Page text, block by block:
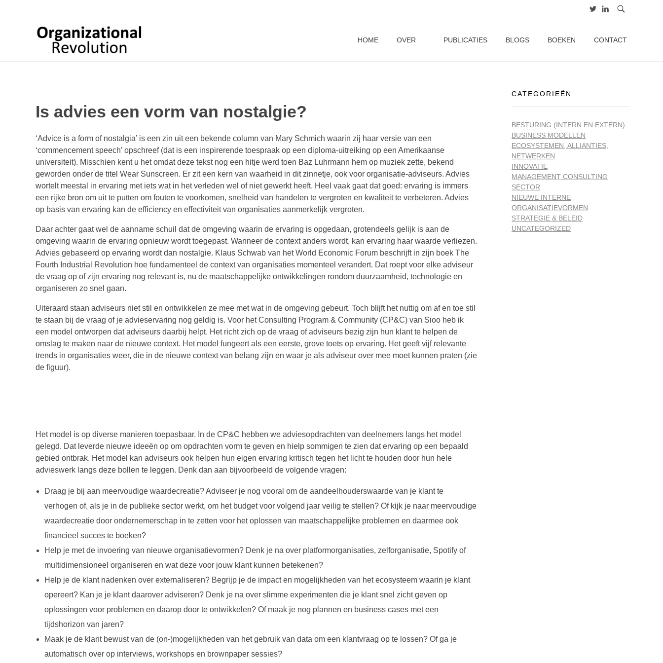
HOME OVER PUBLICATIES BLOGS BOEKEN CONTACT
Is advies een vorm van nostalgie?
‘Advice is a form of nostalgia’ is een zin uit een bekende column van Mary Schmich waarin zij haar versie van een
‘commencement speech’ opschreef (dat is een inspirerende toespraak op een diploma-uitreiking op een Amerikaanse
universiteit). Misschien kent u het omdat deze tekst nog een hitje werd toen Baz Luhrmann hem op muziek zette, bekend
geworden onder de titel Wear Sunscreen. Er zit een kern van waarheid in dit zinnetje, ook voor organisatie-adviseurs. Advies
wortelt meestal in ervaring met iets wat in het verleden wel of niet gewerkt heeft. Heel vaak gaat dat goed: ervaring is immers
een rijke bron om uit te putten om fouten te voorkomen, snelheid van handelen te vergroten en kwaliteit te verbeteren. Advies
op basis van ervaring kan de efficiency en effectiviteit van organisaties aanmerkelijk vergroten.
Daar achter gaat wel de aanname schuil dat de omgeving waarin de ervaring is opgedaan, grotendeels gelijk is aan de
omgeving waarin de ervaring opnieuw wordt toegepast. Wanneer de context anders wordt, kan ervaring haar waarde verliezen.
Advies gebaseerd op ervaring wordt dan nostalgie. Klaus Schwab van het World Economic Forum beschrijft in zijn boek The
Fourth Industrial Revolution hoe fundamenteel de context van organisaties momenteel verandert. Dat roept voor elke adviseur
de vraag op of zijn ervaring nog relevant is, nu de maatschappelijke ontwikkelingen rondom duurzaamheid, technologie en
organiseren zo snel gaan.
Uiteraard staan adviseurs niet stil en ontwikkelen ze mee met wat in de omgeving gebeurt. Toch blijft het nuttig om af en toe stil
te staan bij de vraag of je advieservaring nog geldig is. Voor het Consulting Program & Community (CP&C) van Sioo heb ik
een model ontworpen dat adviseurs daarbij helpt. Het richt zich op de vraag of adviseurs bezig zijn hun klant te helpen de
omslag te maken naar de nieuwe context. Het model fungeert als een eerste, grove toets op ervaring. Het geeft vijf relevante
trends in organisaties weer, die in de nieuwe context van belang zijn en waar je als adviseur over mee moet kunnen praten (zie
de figuur).
Het model is op diverse manieren toepasbaar. In de CP&C hebben we adviesopdrachten van deelnemers langs het model
gelegd. Dat leverde nieuwe ideeën op om opdrachten vorm te geven en hielp sommigen te zien dat ervaring op een bepaald
gebied ontbrak. Het model kan adviseurs ook helpen hun eigen ervaring kritisch tegen het licht te houden door hun hele
advieswerk langs deze bollen te leggen. Denk dan aan bijvoorbeeld de volgende vragen:
Draag je bij aan meervoudige waardecreatie? Adviseer je nog vooral om de aandeelhouderswaarde van je klant te
verhogen of, als je in de publieke sector werkt, om het budget voor volgend jaar veilig te stellen? Of kijk je naar meervoudige
waardecreatie door ondernemerschap in te zetten voor het oplossen van maatschappelijke problemen en daarmee ook
financieel succes te boeken?
Help je met de invoering van nieuwe organisatievormen? Denk je na over platformorganisaties, zelforganisatie, Spotify of
multidimensioneel organiseren en wat deze voor jouw klant kunnen betekenen?
Help je de klant nadenken over externaliseren? Begrijp je de impact en mogelijkheden van het ecosysteem waarin je klant
opereert? Kan je je klant daarover adviseren? Denk je na over slimme experimenten die je klant snel zicht geven op
oplossingen voor problemen en daarop door te ontwikkelen? Of maak je nog plannen en business cases met een
tijdshorizon van jaren?
Maak je de klant bewust van de (on-)mogelijkheden van het gebruik van data om een klantvraag op te lossen? Of ga je
automatisch over op interviews, workshops en brownpaper sessies?
CATEGORIEËN
BESTURING (INTERN EN EXTERN)
BUSINESS MODELLEN
ECOSYSTEMEN, ALLIANTIES,
NETWERKEN
INNOVATIE
MANAGEMENT CONSULTING
SECTOR
NIEUWE INTERNE
ORGANISATIEVORMEN
STRATEGIE & BELEID
UNCATEGORIZED